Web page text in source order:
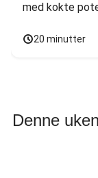
med kokte
20 minutter
Denne